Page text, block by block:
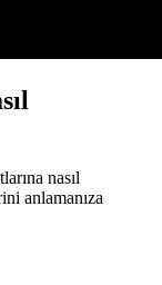
nasıl
anlamanıza